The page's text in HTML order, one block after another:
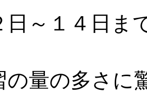
日～１４日ま
の量の多さに